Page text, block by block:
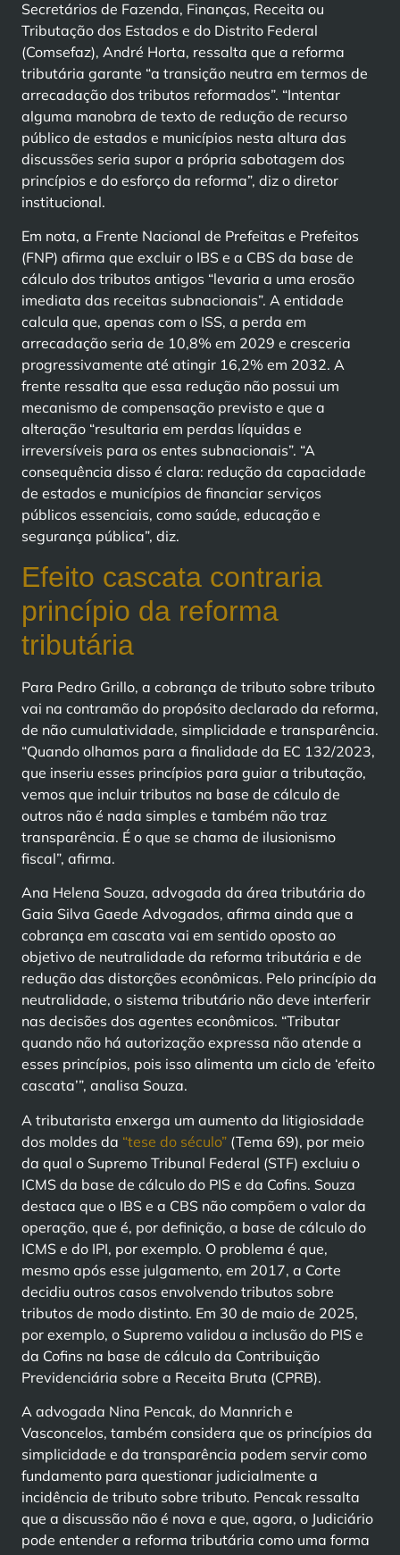
Secretários de Fazenda, Finanças, Receita ou
Tributação dos Estados e do Distrito Federal
(Comsefaz), André Horta, ressalta que a reforma
tributária garante “a transição neutra em termos de
arrecadação dos tributos reformados”. “Intentar
alguma manobra de texto de redução de recurso
público de estados e municípios nesta altura das
discussões seria supor a própria sabotagem dos
princípios e do esforço da reforma”, diz o diretor
institucional.
Em nota, a Frente Nacional de Prefeitas e Prefeitos
(FNP) afirma que excluir o IBS e a CBS da base de
cálculo dos tributos antigos “levaria a uma erosão
imediata das receitas subnacionais”. A entidade
calcula que, apenas com o ISS, a perda em
arrecadação seria de 10,8% em 2029 e cresceria
progressivamente até atingir 16,2% em 2032. A
frente ressalta que essa redução não possui um
mecanismo de compensação previsto e que a
alteração “resultaria em perdas líquidas e
irreversíveis para os entes subnacionais”. “A
consequência disso é clara: redução da capacidade
de estados e municípios de financiar serviços
públicos essenciais, como saúde, educação e
segurança pública”, diz.
Efeito cascata contraria
princípio da reforma
tributária
Para Pedro Grillo, a cobrança de tributo sobre tributo
vai na contramão do propósito declarado da reforma,
de não cumulatividade, simplicidade e transparência.
“Quando olhamos para a finalidade da EC 132/2023,
que inseriu esses princípios para guiar a tributação,
vemos que incluir tributos na base de cálculo de
outros não é nada simples e também não traz
transparência. É o que se chama de ilusionismo
fiscal”, afirma.
Ana Helena Souza, advogada da área tributária do
Gaia Silva Gaede Advogados, afirma ainda que a
cobrança em cascata vai em sentido oposto ao
objetivo de neutralidade da reforma tributária e de
redução das distorções econômicas. Pelo princípio da
neutralidade, o sistema tributário não deve interferir
nas decisões dos agentes econômicos. “Tributar
quando não há autorização expressa não atende a
esses princípios, pois isso alimenta um ciclo de ‘efeito
cascata’”, analisa Souza.
A tributarista enxerga um aumento da litigiosidade
dos moldes da “tese do século” (Tema 69), por meio
da qual o Supremo Tribunal Federal (STF) excluiu o
ICMS da base de cálculo do PIS e da Cofins. Souza
destaca que o IBS e a CBS não compõem o valor da
operação, que é, por definição, a base de cálculo do
ICMS e do IPI, por exemplo. O problema é que,
mesmo após esse julgamento, em 2017, a Corte
decidiu outros casos envolvendo tributos sobre
tributos de modo distinto. Em 30 de maio de 2025,
por exemplo, o Supremo validou a inclusão do PIS e
da Cofins na base de cálculo da Contribuição
Previdenciária sobre a Receita Bruta (CPRB).
A advogada Nina Pencak, do Mannrich e
Vasconcelos, também considera que os princípios da
simplicidade e da transparência podem servir como
fundamento para questionar judicialmente a
incidência de tributo sobre tributo. Pencak ressalta
que a discussão não é nova e que, agora, o Judiciário
pode entender a reforma tributária como uma forma